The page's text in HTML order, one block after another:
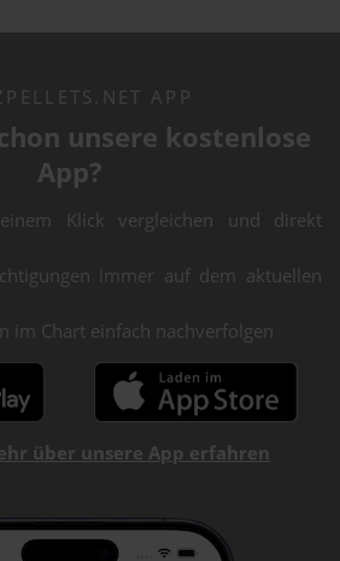
APP
unsere kostenlose
App?
Klick vergleichen und direkt
immer auf dem aktuellen
im Chart einfach nachverfolgen
über unsere App erfahren